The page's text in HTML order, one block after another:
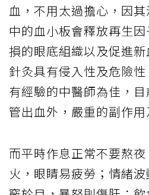
血，不用太過擔心，因
中的血小板會釋放再生
損的眼底組織以及促進
針灸具有侵入性及危險
有經驗的中醫師為佳，
管出血外，嚴重的副作用
而平時作息正常不要熬
火，眼睛易疲勞；情緒